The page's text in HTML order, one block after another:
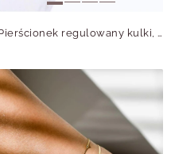
Pierścionek regulowany kulki, stal S412548S00-0